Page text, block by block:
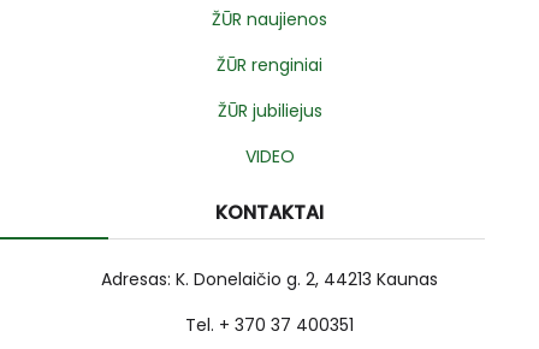
ŽŪR naujienos
ŽŪR renginiai
ŽŪR jubiliejus
VIDEO
KONTAKTAI
Adresas: K. Donelaičio g. 2, 44213 Kaunas
Tel. + 370 37 400351